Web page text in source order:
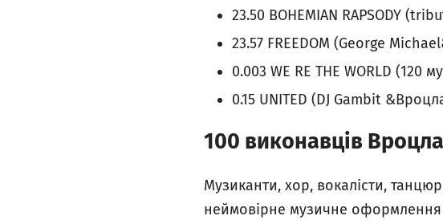
23.50 BOHEMIAN RAPSODY
23.57 FREEDOM (George
0.003 WE RE THE WORLD (120
0.15 UNITED (DJ Gambit
100 виконавців
Музиканти, хор, вокалісти,
неймовірне музичне оформлення